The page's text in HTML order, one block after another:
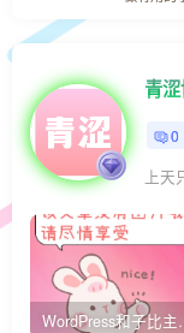
青
0
WordPress和